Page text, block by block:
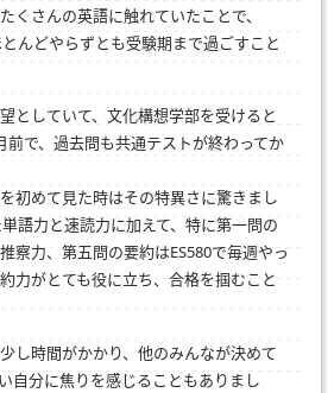
くさんの英語に触れていたことで、
んどやらずとも受験期まで過ごすこと
としていて、文化構想学部を受けると
前で、過去問も共通テストが終わってか
初めて見た時はその特異さに驚きまし
語力と速読力に加えて、特に第一問の
察力、第五問の要約はES580で毎週やっ
力がとても役に立ち、合格を掴むこと
し時間がかかり、他のみんなが決めて
自分に焦りを感じることもありまし